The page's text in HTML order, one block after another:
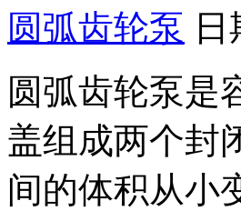
圆弧齿轮泵
圆弧齿轮泵是
盖组成两个封
间的体积从小